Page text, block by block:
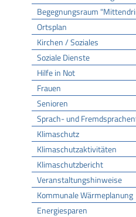
Begegnungsraum
Ortsplan
Kirchen / Soziales
Soziale Dienste
Hilfe in Not
Frauen
Senioren
Sprach- und
Klimaschutz
Klimaschutzaktivitäten
Klimaschutzbericht
Veranstaltungshinweise
Kommunale Wärmeplanung
Energiesparen